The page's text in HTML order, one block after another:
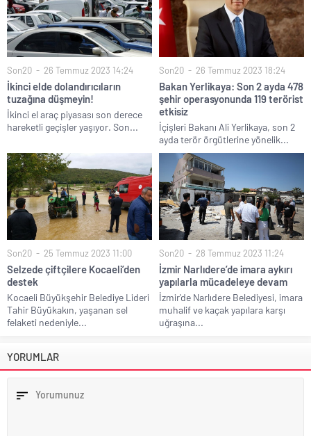
Son20 26 Temmuz 2023 14:24
İkinci elde dolandırıcıların
tuzağına düşmeyin!
İkinci el araç piyasası son derece
hareketli geçişler yaşıyor. Son...
Son20 26 Temmuz 2023 18:24
Bakan Yerlikaya: Son 2 ayda 478
şehir operasyonunda 119 terörist
etkisiz
İçişleri Bakanı Ali Yerlikaya, son 2
ayda terör örgütlerine yönelik...
Son20 25 Temmuz 2023 11:00
Selzede çiftçilere Kocaeli’den
destek
Kocaeli Büyükşehir Belediye Lideri
Tahir Büyükakın, yaşanan sel
felaketi nedeniyle...
Son20 28 Temmuz 2023 11:24
İzmir Narlıdere’de imara aykırı
yapılarla mücadeleye devam
İzmir'de Narlıdere Belediyesi, imara
muhalif ve kaçak yapılara karşı
uğraşına...
YORUMLAR